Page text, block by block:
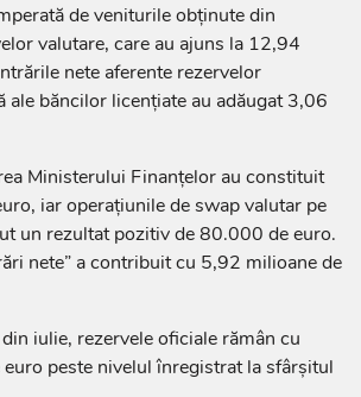
de veniturile obținute din
valutare, care au ajuns la 12,94
nete aferente rezervelor
ale băncilor licențiate au adăugat 3,06
Ministerului Finanțelor au constituit
iar operațiunile de swap valutar pe
un rezultat pozitiv de 80.000 de euro.
nete” a contribuit cu 5,92 milioane de
iulie, rezervele oficiale rămân cu
peste nivelul înregistrat la sfârșitul